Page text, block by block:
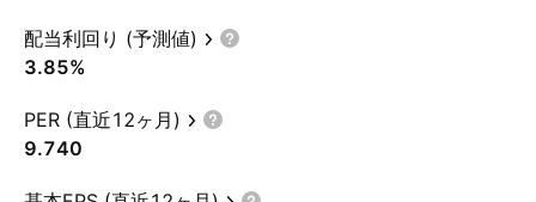
配当利回り (予測値)
3.85%
PER (直近12ヶ月)
9.740